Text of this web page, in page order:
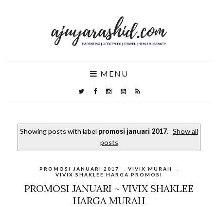
MENU
Showing posts with label promosi januari 2017. Show all
posts
PROMOSI JANUARI 2017 VIVIX MURAH
VIVIX SHAKLEE HARGA PROMOSI
PROMOSI JANUARI ~ VIVIX SHAKLEE
HARGA MURAH